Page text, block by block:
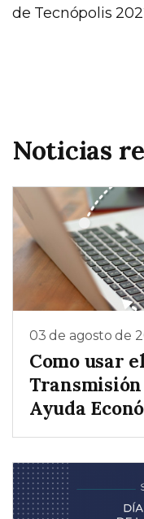
de Tecnópolis
Noticias
03 de agosto de
Como usar
Ayuda